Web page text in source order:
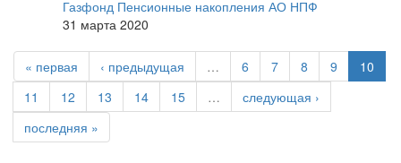
Газфонд Пенсионные накопления АО НПФ
31 марта 2020
« первая ‹ предыдущая … 6 7 8 9
10
11
12 13 14 15 …
следующая ›
последняя »